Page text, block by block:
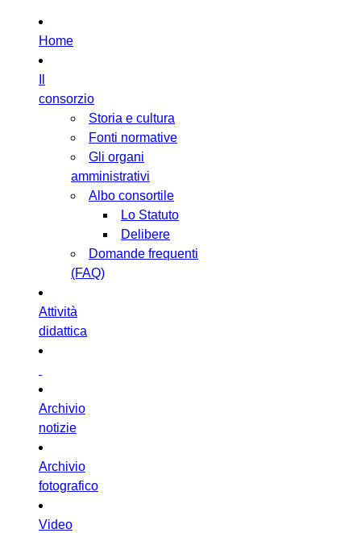
Home
consorzio
Storia e cultura
Fonti normative
Gli organi
amministrativi
Albo consortile
Lo Statuto
Delibere
Domande frequenti
(FAQ)
Attività
didattica
Archivio
notizie
Archivio
fotografico
Video